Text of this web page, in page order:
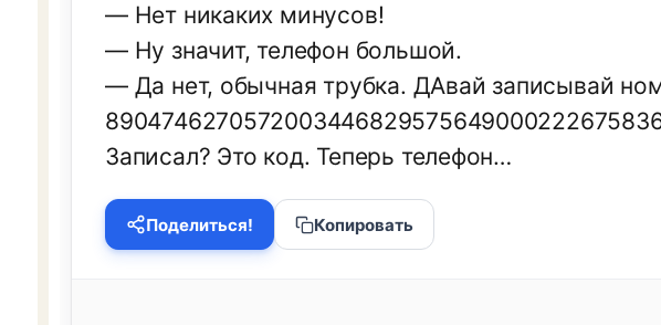
— Нет никаких минусов!
— Ну значит, телефон большой.
— Да нет, обычная трубка. ДАвай записывай
Записал? Это код. Теперь телефон…
Поделиться! Копировать